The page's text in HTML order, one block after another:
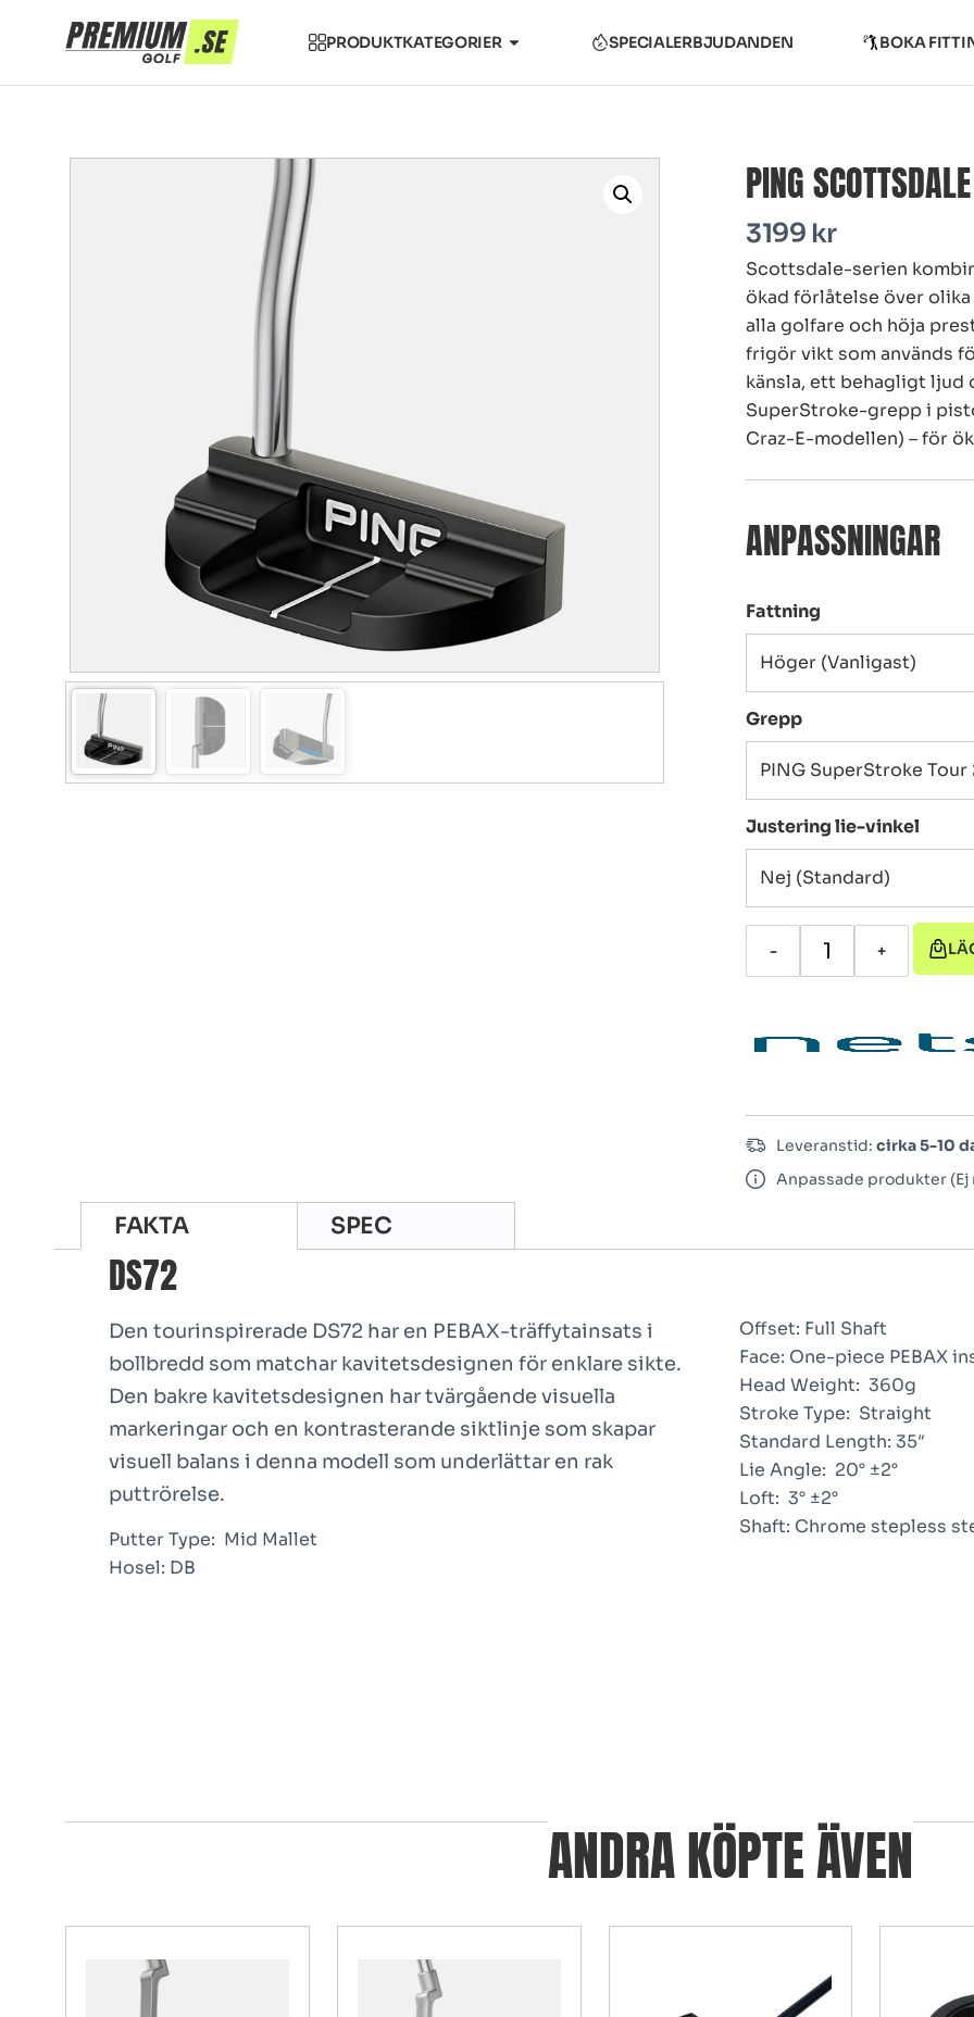
PRODUKTKATEGORIER SPECIALERBJUDANDEN BOKA
PING
3199 kr
Scottsdale-serien
ökad förlåtelse över
alla golfare och höja
frigör vikt som används
känsla, ett behagligt ljud
SuperStroke-grepp i
Craz-E-modellen) – för
ANPASSNINGAR
Fattning
Grepp
Justering lie-vinkel
- +
Leveranstid: cirka 5-10
Anpassade produkter
FAKTA SPEC
DS72
Den tourinspirerade DS72 har en PEBAX-träffytainsats i
bollbredd som matchar kavitetsdesignen för enklare sikte.
Den bakre kavitetsdesignen har tvärgående visuella
markeringar och en kontrasterande siktlinje som skapar
visuell balans i denna modell som underlättar en rak
puttrörelse.
Putter Type: Mid Mallet
Hosel: DB
Offset: Full Shaft
Face: One-piece PEBAX
Head Weight: 360g
Stroke Type: Straight
Standard Length: 35″
Lie Angle: 20° ±2°
Loft: 3° ±2°
Shaft: Chrome stepless
ANDRA KÖPTE ÄVEN